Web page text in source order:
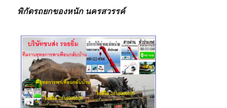
พิกัดรถยกของหนัก นครสวรรค์